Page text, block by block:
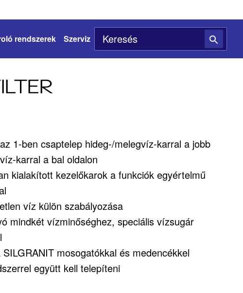
rendszerek Szerviz
1-ben csaptelep hideg-/melegvíz-karral a jobb
karral a bal oldalon
kialakított kezelőkarok a funkciók egyértelmű
víz külön szabályozása
mindkét vízminőséghez, speciális vízsugár
mosogatókkal és medencékkel
együtt kell telepíteni